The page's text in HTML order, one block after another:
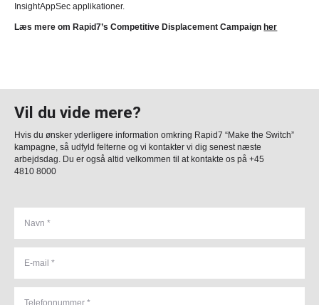
InsightAppSec applikationer.
Læs mere om Rapid7’s Competitive Displacement Campaign her
Vil du vide mere?
Hvis du ønsker yderligere information omkring Rapid7 “Make the Switch”
kampagne, så udfyld felterne og vi kontakter vi dig senest næste
arbejdsdag. Du er også altid velkommen til at kontakte os på +45
4810 8000